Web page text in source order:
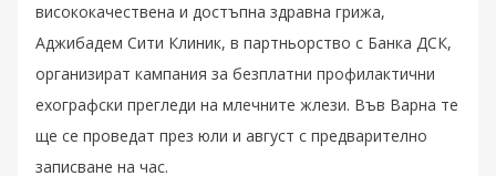
висококачествена и достъпна здравна грижа,
Аджибадем Сити Клиник, в партньорство с Банка ДСК,
организират кампания за безплатни профилактични
ехографски прегледи на млечните жлези. Във Варна те
ще се проведат през юли и август с предварително
записване на час.